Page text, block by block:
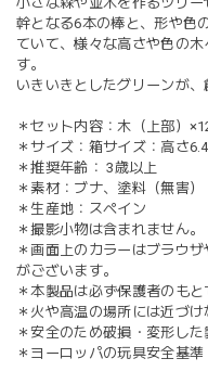
幹となる6本の棒と、形や色
ていて、様々な高さや色の
す。
いきいきとしたグリーンが、
＊セット内容：木（上部）
＊サイズ：箱サイズ：高さ
＊推奨年齢： 3歳以上
＊素材：ブナ、塗料（無害）
＊生産地：スペイン
＊撮影小物は含まれません。
＊画面上のカラーはブラウ
がございます。
＊本製品は必ず保護者のもと
＊火や高温の場所には近づけ
＊安全のため破損・変形し
＊ヨーロッパの玩具安全基